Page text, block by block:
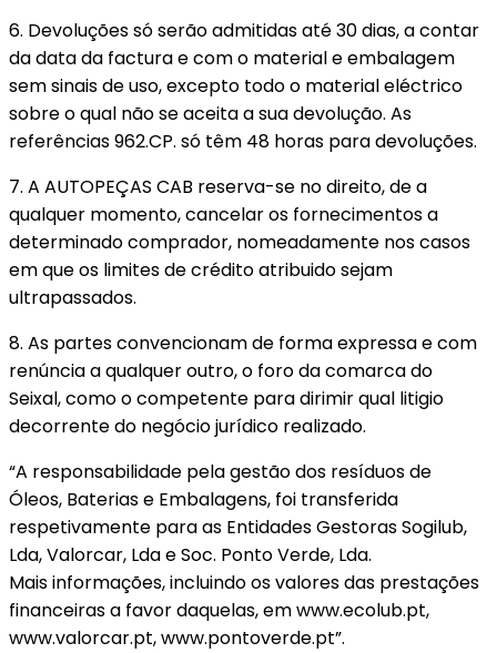
6. Devoluções só serão admitidas até 30 dias, a contar
da data da factura e com o material e embalagem
sem sinais de uso, excepto todo o material eléctrico
sobre o qual não se aceita a sua devolução. As
referências 962.CP. só têm 48 horas para devoluções.
7. A AUTOPEÇAS CAB reserva-se no direito, de a
qualquer momento, cancelar os fornecimentos a
determinado comprador, nomeadamente nos casos
em que os limites de crédito atribuido sejam
ultrapassados.
8. As partes convencionam de forma expressa e com
renúncia a qualquer outro, o foro da comarca do
Seixal, como o competente para dirimir qual litigio
decorrente do negócio jurídico realizado.
“A responsabilidade pela gestão dos resíduos de
Óleos, Baterias e Embalagens, foi transferida
respetivamente para as Entidades Gestoras Sogilub,
Lda, Valorcar, Lda e Soc. Ponto Verde, Lda.
Mais informações, incluindo os valores das prestações
financeiras a favor daquelas, em www.ecolub.pt,
www.valorcar.pt, www.pontoverde.pt”.